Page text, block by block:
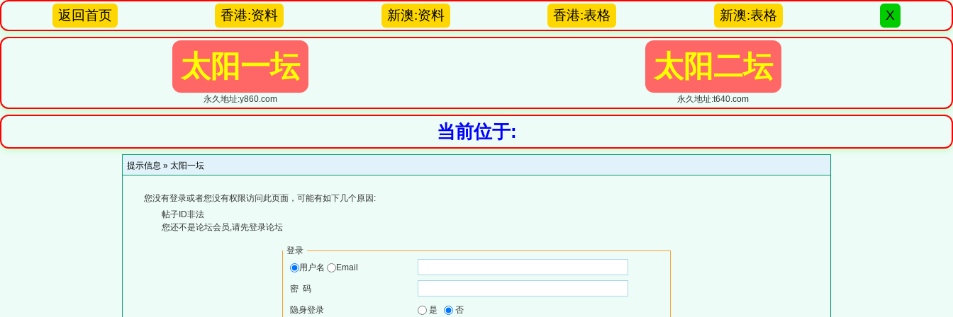
返回首页 香港:资料 新澳:资料 香港:表格 新澳:表格 X
太阳一坛
永久地址:y860.com
太阳二坛
永久地址:t640.com
当前位于:
提示信息 » 太阳一坛
您没有登录或者您没有权限访问此页面，可能有如下几个原因:
帖子ID非法
您还不是论坛会员,请先登录论坛
登录
用户名
Email
密 码
隐身登录 是 否